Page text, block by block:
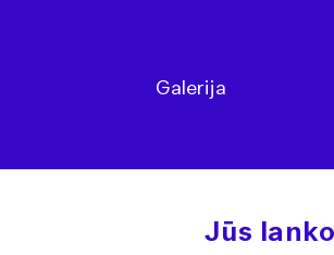
Galerija
Jūs